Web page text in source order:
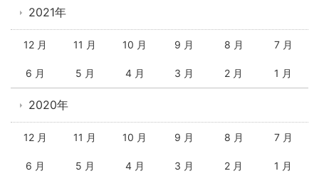
2021年
12 月 11 月 10 月 9 月 8 月 7 月
6 月 5 月 4 月 3 月 2 月 1 月
2020年
12 月 11 月 10 月 9 月 8 月 7 月
6 月 5 月 4 月 3 月 2 月 1 月